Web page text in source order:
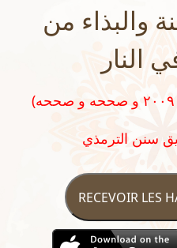
والبذاء من
النار
(رواه الترمذي في سننه رقم ٢٠٠٩ و صححه و صححه
RECEVOIR LES